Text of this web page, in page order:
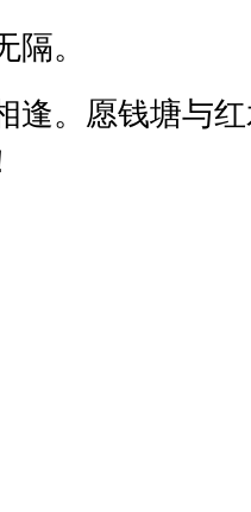
隔。
逢。愿钱塘与